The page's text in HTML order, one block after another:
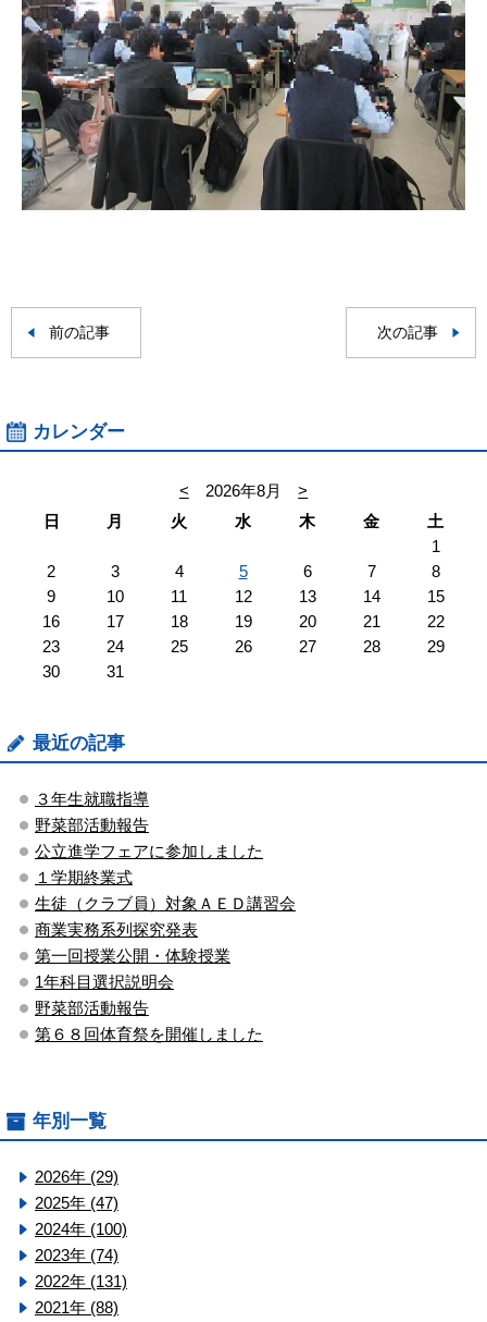
前の記事 次の記事
カレンダー
< 2026年8月
>
日
月 火 水 木 金
土
1
2
3 4 5 6 7
8
9
10 11 12 13 14
15
16
17 18 19 20 21
22
23
24 25 26 27 28
29
30
31
最近の記事
３年生就職指導
野菜部活動報告
公立進学フェアに参加しました
１学期終業式
生徒（クラブ員）対象ＡＥＤ講習会
商業実務系列探究発表
第一回授業公開・体験授業
1年科目選択説明会
野菜部活動報告
第６８回体育祭を開催しました
年別一覧
2026年 (29)
2025年 (47)
2024年 (100)
2023年 (74)
2022年 (131)
2021年 (88)